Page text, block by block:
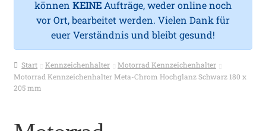
i
c
Mehr Schilder
Service
können KEINE Aufträge, weder online noch
vor Ort, bearbeitet werden. Vielen Dank für
euer Verständnis und bleibt gesund!
Start Kennzeichenhalter
Motorrad Kennzeichenhalter
Motorrad Kennzeichenhalter Meta-Chrom Hochglanz Schwarz 180 x
205 mm